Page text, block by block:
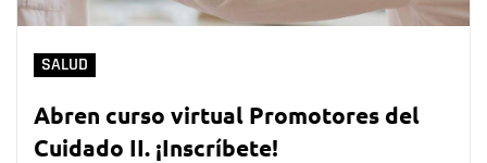
SALUD
Abren curso virtual Promotores del
Cuidado II. ¡Inscríbete!